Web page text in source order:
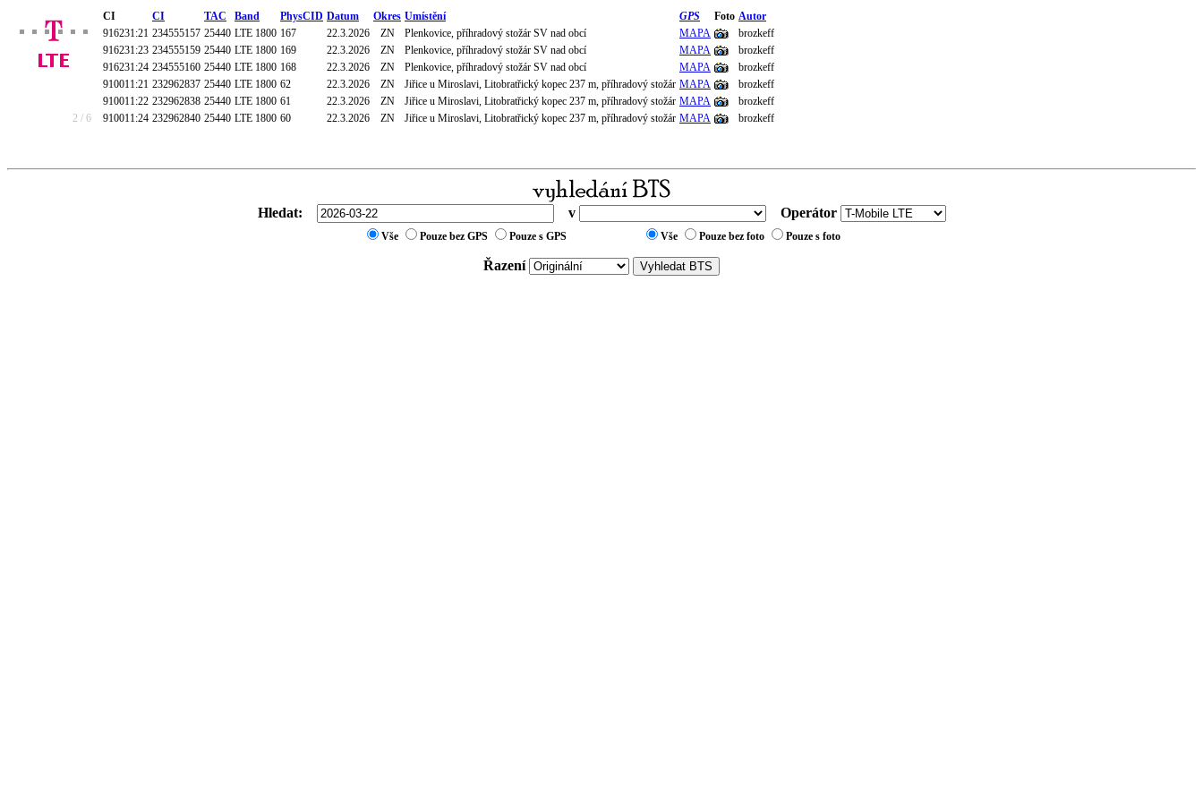
CI CI TAC Band PhysCID Datum Okres Umístění GPS Foto Autor
916231:21 234555157 25440 LTE 1800 167 22.3.2026 ZN Plenkovice, příhradový stožár SV nad obcí MAPA
brozkeff
916231:23 234555159 25440 LTE 1800 169 22.3.2026 ZN Plenkovice, příhradový stožár SV nad obcí MAPA
brozkeff
916231:24 234555160 25440 LTE 1800 168 22.3.2026 ZN Plenkovice, příhradový stožár SV nad obcí MAPA
brozkeff
910011:21 232962837 25440 LTE 1800 62 22.3.2026 ZN Jiřice u Miroslavi, Litobratřický kopec 237 m, příhradový stožár MAPA
brozkeff
910011:22 232962838 25440 LTE 1800 61 22.3.2026 ZN Jiřice u Miroslavi, Litobratřický kopec 237 m, příhradový stožár MAPA
brozkeff
2 / 6
910011:24 232962840 25440 LTE 1800 60 22.3.2026 ZN Jiřice u Miroslavi, Litobratřický kopec 237 m, příhradový stožár MAPA brozkeff
Hledat: v Operátor
Vše Pouze bez GPS Pouze s GPS Vše Pouze bez foto Pouze s foto
Řazení